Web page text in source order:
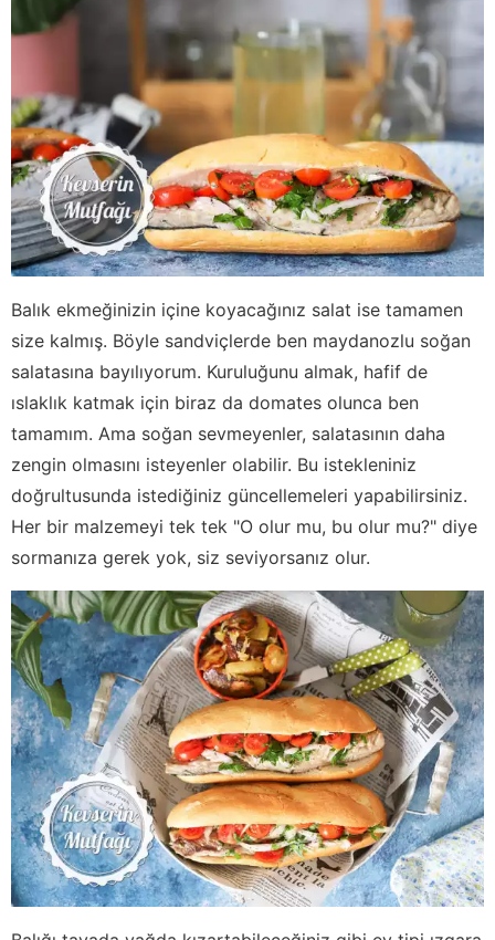
Balık ekmeğinizin içine koyacağınız salat ise tamamen
size kalmış. Böyle sandviçlerde ben maydanozlu soğan
salatasına bayılıyorum. Kuruluğunu almak, hafif de
ıslaklık katmak için biraz da domates olunca ben
tamamım. Ama soğan sevmeyenler, salatasının daha
zengin olmasını isteyenler olabilir. Bu istekleniniz
doğrultusunda istediğiniz güncellemeleri yapabilirsiniz.
Her bir malzemeyi tek tek "O olur mu, bu olur mu?" diye
sormanıza gerek yok, siz seviyorsanız olur.